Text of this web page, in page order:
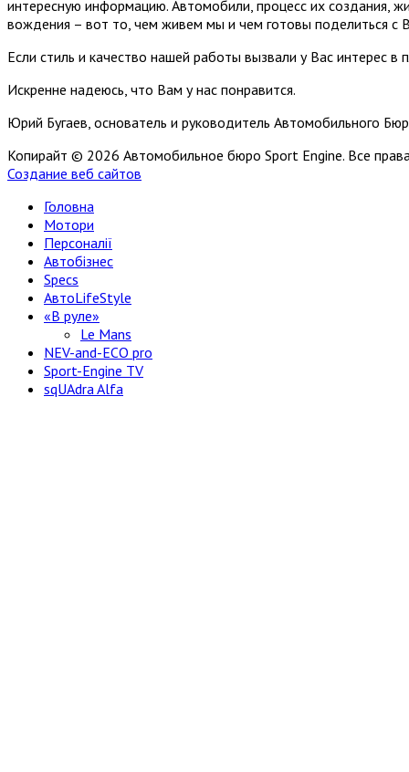
интересную информацию. Автомобили, процесс их создания,
вождения – вот то, чем живем мы и чем готовы поделиться с
Если стиль и качество нашей работы вызвали у Вас интерес в
Искренне надеюсь, что Вам у нас понравится.
Юрий Бугаев, основатель и руководитель Автомобильного
Копирайт © 2026 Автомобильное бюро Sport Engine. Все
Создание веб сайтов
Головна
Мотори
Персоналії
Автобізнес
Specs
АвтоLifeStyle
«В руле»
Le Mans
NEV-and-ECO pro
Sport-Engine TV
sqUAdra Alfa